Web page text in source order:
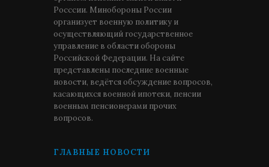
Росссии. Минобороны России
организует военную политику и
осуществляющий государственное
управление в области обороны
Российской Федерации. На сайте
представлены последние военные
новости, ведётся обсуждение вопросов,
касающихся военной ипотеки, пенсии
военным пенсионерами прочих
вопросов.
ГЛАВНЫЕ НОВОСТИ